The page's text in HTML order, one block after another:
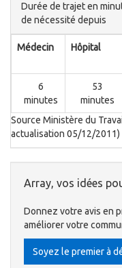
Durée de trajet en
de nécessité depuis
Médecin Hôpital
6
minutes
53
minutes
Source Ministère du
actualisation 05/12/2011)
Array, vos idées
Donnez votre avis en
améliorer votre
Soyez le premier à